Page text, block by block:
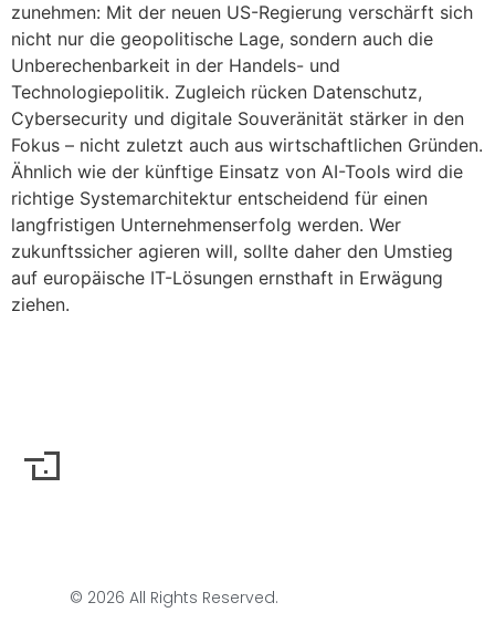
zunehmen: Mit der neuen US-Regierung verschärft sich
nicht nur die geopolitische Lage, sondern auch die
Unberechenbarkeit in der Handels- und
Technologiepolitik. Zugleich rücken Datenschutz,
Cybersecurity und digitale Souveränität stärker in den
Fokus – nicht zuletzt auch aus wirtschaftlichen Gründen.
Ähnlich wie der künftige Einsatz von AI-Tools wird die
richtige Systemarchitektur entscheidend für einen
langfristigen Unternehmenserfolg werden. Wer
zukunftssicher agieren will, sollte daher den Umstieg
auf europäische IT-Lösungen ernsthaft in Erwägung
ziehen.
© 2026 All Rights Reserved.